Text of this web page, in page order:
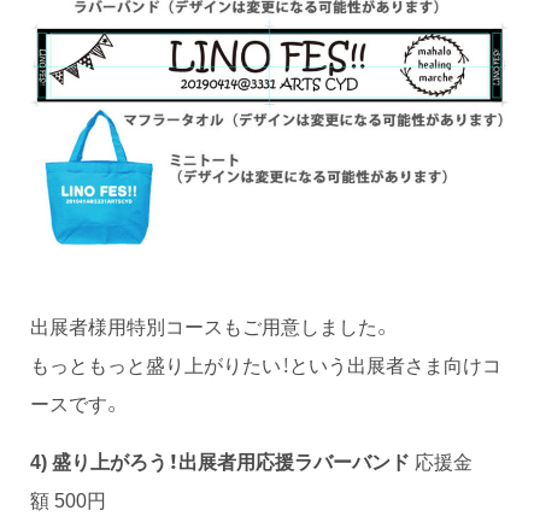
出展者様用特別コースもご用意しました。
もっともっと盛り上がりたい！という出展者さま向けコ
ースです。
4) 盛り上がろう！出展者用応援ラバーバンド 応援金
額 500円